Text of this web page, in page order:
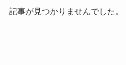
記事が見つかりませんでした。